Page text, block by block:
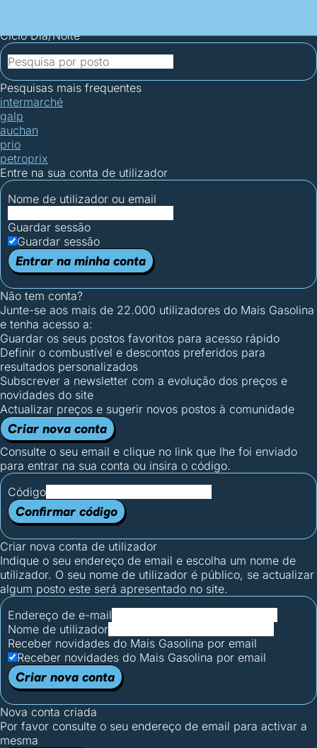
Ciclo Dia/Noite
Pesquisas mais frequentes
intermarché
galp
auchan
prio
petroprix
Entre na sua conta de utilizador
Nome de utilizador ou email
Guardar sessão
Guardar sessão
Entrar na minha conta
Não tem conta?
Junte-se aos mais de 22.000 utilizadores do Mais Gasolina
e tenha acesso a:
Guardar os seus postos favoritos para acesso rápido
Definir o combustível e descontos preferidos para
resultados personalizados
Subscrever a newsletter com a evolução dos preços e
novidades do site
Actualizar preços e sugerir novos postos à comunidade
Criar nova conta
Consulte o seu email e clique no link que lhe foi enviado
para entrar na sua conta ou insira o código.
Código
Confirmar código
Criar nova conta de utilizador
Indique o seu endereço de email e escolha um nome de
utilizador. O seu nome de utilizador é público, se actualizar
algum posto este será apresentado no site.
Endereço de e-mail
Nome de utilizador
Receber novidades do Mais Gasolina por email
Receber novidades do Mais Gasolina por email
Criar nova conta
Nova conta criada
Por favor consulte o seu endereço de email para activar a
mesma